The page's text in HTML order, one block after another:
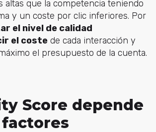
altas que la competencia teniendo
y un coste por clic inferiores. Por
el nivel de calidad
el costede cada interacción y
el presupuesto de la cuenta.
Score depende